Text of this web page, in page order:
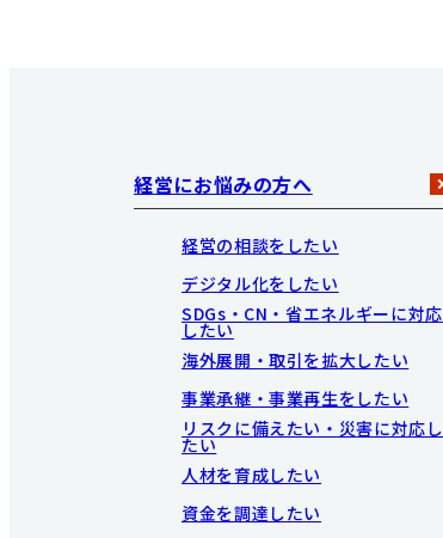
経営にお悩みの方へ
経営の相談をしたい
デジタル化をしたい
SDGs・CN・省エネルギーに対応
したい
海外展開・取引を拡大したい
事業承継・事業再生をしたい
リスクに備えたい・災害に対応し
たい
人材を育成したい
資金を調達したい